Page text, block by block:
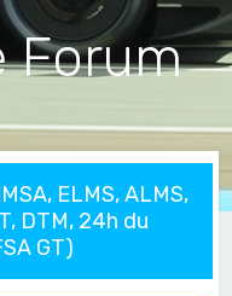
Forum
ELMS, ALMS,
DTM, 24h du
GT)